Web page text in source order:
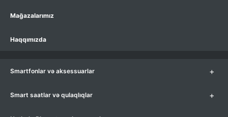
Mağazalarımız
Haqqımızda
Smartfonlar və aksessuarlar +
Smart saatlar və qulaqlıqlar +